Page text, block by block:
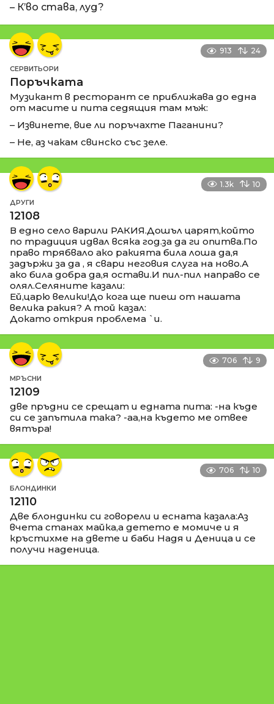
– К’во става, луд?
913 24
СЕРВИТЬОРИ
Поръчката
Музикант в ресторант се приближава до една
от масите и пита седящия там мъж:
– Извинете, вие ли поръчахте Паганини?
– Не, аз чакам свинско със зеле.
1.3k 10
ДРУГИ
12108
В едно село варили РАКИЯ.Дошъл царят,който
по традиция идвал всяка год.за да ги опитва.По
право трябвало ако ракията била лоша да,я
задържи за да , я свари неговия слуга на ново.А
ако била добра да,я остави.И пил-пил направо се
олял.Селяните казали:
Ей,царю велики!До кога ще пиеш от нашата
велика ракия? А той казал:
Докато открия проблема `и.
706 9
МРЪСНИ
12109
две пръдни се срещат и едната пита: -на къде
си се запътила така? -аа,на където ме отвее
вятъра!
706 10
БЛОНДИНКИ
12110
Две блондинки си говорели и есната казала:Аз
вчета станах майка,а детето е момиче и я
кръстихме на двете и баби Надя и Деница и се
получи наденица.